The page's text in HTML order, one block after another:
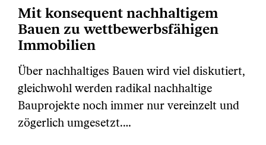
Mit konsequent nachhaltigem
Bauen zu wettbewerbsfähigen
Immobilien
Über nachhaltiges Bauen wird viel diskutiert,
gleichwohl werden radikal nachhaltige
Bauprojekte noch immer nur vereinzelt und
zögerlich umgesetzt.…